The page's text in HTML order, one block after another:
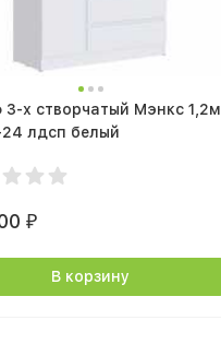
х створчатый Мэнкс 1,2м
лдсп белый
₽
В корзину